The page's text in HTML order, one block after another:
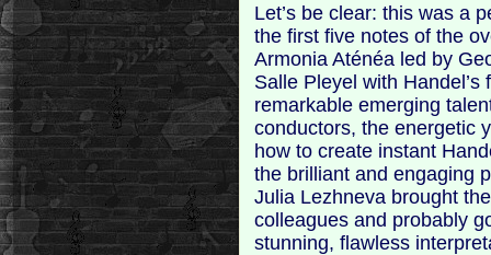
Let’s be clear: this was a
the first five notes of the
Armonia Aténéa led by
Salle Pleyel with
remarkable emerging
conductors, the energetic
how to create instant
the brilliant and engaging
Julia Lezhneva brought
colleagues and probably
stunning, flawless